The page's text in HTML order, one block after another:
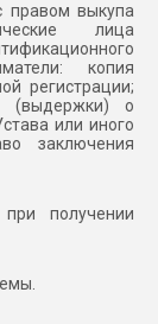
правом выкупа
лица
копия
регистрации;
(выдержки) о
или иного
заключения
получении